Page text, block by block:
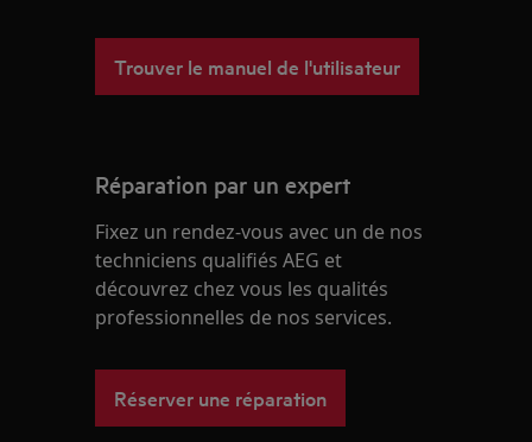
Trouver le manuel de l'utilisateur
Réparation par un expert
Fixez un rendez-vous avec un de nos
techniciens qualifiés AEG et
découvrez chez vous les qualités
professionnelles de nos services.
Réserver une réparation